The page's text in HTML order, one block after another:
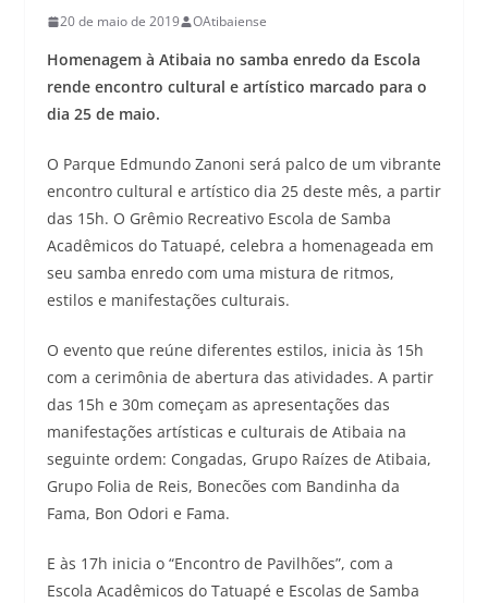
20 de maio de 2019 OAtibaiense
Homenagem à Atibaia no samba enredo da Escola
rende encontro cultural e artístico marcado para o
dia 25 de maio.
O Parque Edmundo Zanoni será palco de um vibrante
encontro cultural e artístico dia 25 deste mês, a partir
das 15h. O Grêmio Recreativo Escola de Samba
Acadêmicos do Tatuapé, celebra a homenageada em
seu samba enredo com uma mistura de ritmos,
estilos e manifestações culturais.
O evento que reúne diferentes estilos, inicia às 15h
com a cerimônia de abertura das atividades. A partir
das 15h e 30m começam as apresentações das
manifestações artísticas e culturais de Atibaia na
seguinte ordem: Congadas, Grupo Raízes de Atibaia,
Grupo Folia de Reis, Bonecões com Bandinha da
Fama, Bon Odori e Fama.
E às 17h inicia o “Encontro de Pavilhões”, com a
Escola Acadêmicos do Tatuapé e Escolas de Samba